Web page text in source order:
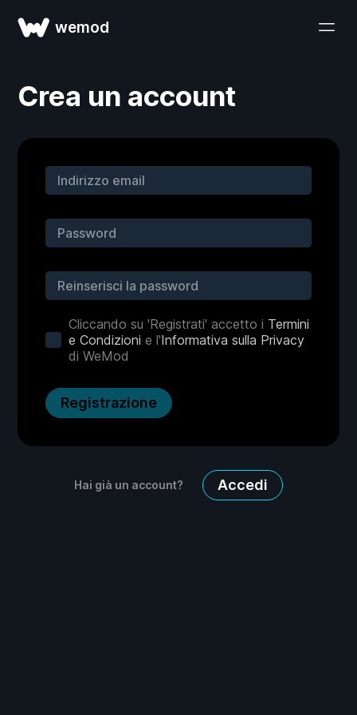
wemod
Crea un account
Registrazione
Cliccando su 'Registrati' accetto i Termini
e Condizioni e l'Informativa sulla Privacy
di WeMod
Hai già un account? Accedi